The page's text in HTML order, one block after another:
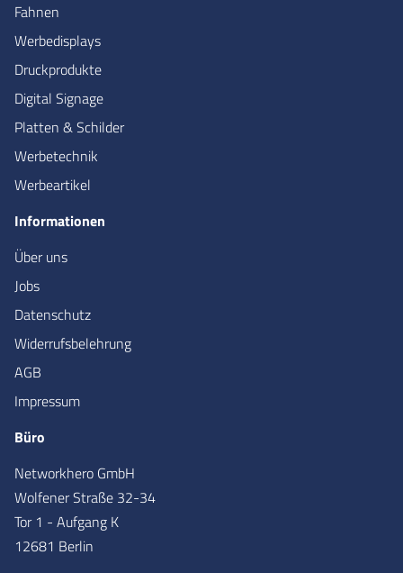
Fahnen
Werbedisplays
Druckprodukte
Digital Signage
Platten & Schilder
Werbetechnik
Werbeartikel
Informationen
Über uns
Jobs
Datenschutz
Widerrufsbelehrung
AGB
Impressum
Büro
Networkhero GmbH
Wolfener Straße 32-34
Tor 1 - Aufgang K
12681 Berlin